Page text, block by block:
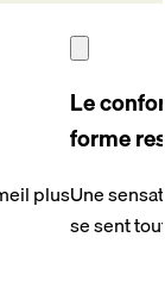
plus
Le
forme
Une
se sent